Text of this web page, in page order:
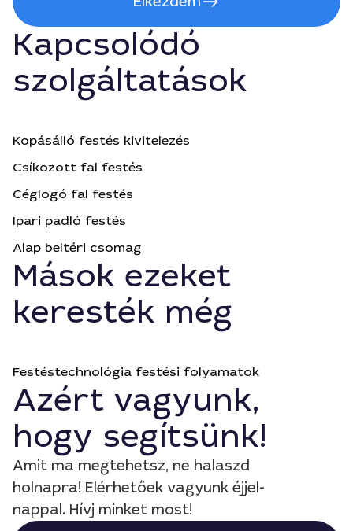
Kapcsolódó
szolgáltatások
Kopásálló festés kivitelezés
Csíkozott fal festés
Céglogó fal festés
Ipari padló festés
Alap beltéri csomag
Mások ezeket
keresték még
Festéstechnológia festési folyamatok
Azért vagyunk,
hogy segítsünk!
Amit ma megtehetsz, ne halaszd
holnapra! Elérhetőek vagyunk éjjel-
nappal. Hívj minket most!